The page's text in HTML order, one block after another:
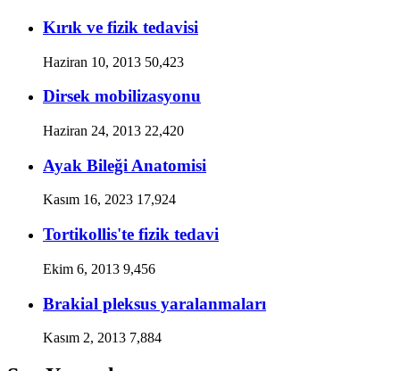
Kırık ve fizik tedavisi
Haziran 10, 2013 50,423
Dirsek mobilizasyonu
Haziran 24, 2013 22,420
Ayak Bileği Anatomisi
Kasım 16, 2023 17,924
Tortikollis'te fizik tedavi
Ekim 6, 2013 9,456
Brakial pleksus yaralanmaları
Kasım 2, 2013 7,884